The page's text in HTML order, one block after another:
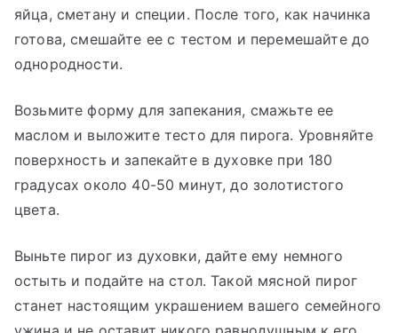
яйца, сметану и специи. После того, как начинка
готова, смешайте ее с тестом и перемешайте до
однородности.
Возьмите форму для запекания, смажьте ее
маслом и выложите тесто для пирога. Уровняйте
поверхность и запекайте в духовке при 180
градусах около 40-50 минут, до золотистого
цвета.
Выньте пирог из духовки, дайте ему немного
остыть и подайте на стол. Такой мясной пирог
станет настоящим украшением вашего семейного